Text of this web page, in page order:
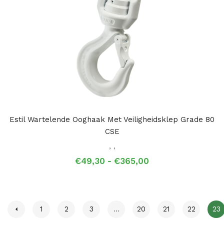
Estil Wartelende Ooghaak Met Veiligheidsklep Grade 80
CSE
, ,
€49,30 - €365,00
1 2 3 … 20 21 22 23